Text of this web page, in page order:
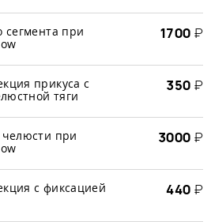
сегмента при
1700 ₽
прикуса с
тяги
350 ₽
челюсти при
3000 ₽
с фиксацией
440 ₽